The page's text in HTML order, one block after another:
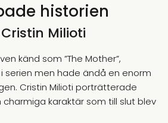
historien
Milioti
känd som ”The Mother”,
serien men hade ändå en enorm
Cristin Milioti porträtterade
karaktär som till slut blev